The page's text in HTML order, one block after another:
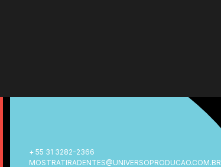
+ 55 31 3282-2366
MOSTRATIRADENTES@UNIVERSOPRODUCAO.COM.BR